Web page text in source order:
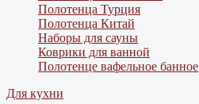
Полотенца Турция
Полотенца Китай
Наборы для сауны
Коврики для ванной
Полотенце вафельное банное
Для кухни